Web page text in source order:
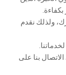
بكفاءة.
، ولذلك نقدم
لخدماتنا.
بنا على